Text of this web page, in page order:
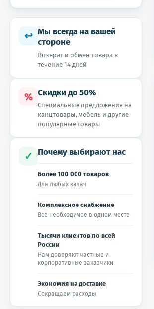
↩ Мы всегда на вашей
стороне
Возврат и обмен товара в
течение 14 дней
% Скидки до 50%
Специальные предложения на
канцтовары, мебель и другие
популярные товары
✓ Почему выбирают нас
Более 100 000 товаров
Для любых задач
Комплексное снабжение
Всё необходимое в одном месте
Тысячи клиентов по всей
России
Нам доверяют частные и
корпоративные заказчики
Экономия на доставке
Сокращаем расходы